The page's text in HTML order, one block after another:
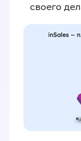
своего